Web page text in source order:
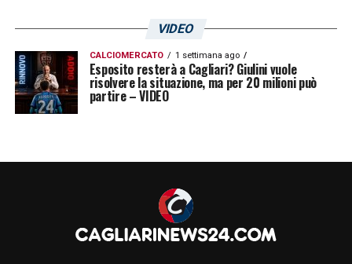
VIDEO
CALCIOMERCATO 1 settimana ago
Esposito resterà a Cagliari? Giulini vuole
risolvere la situazione, ma per 20 milioni può
partire – VIDEO